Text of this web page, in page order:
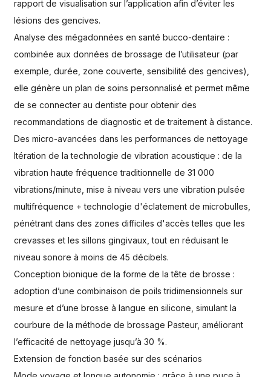
rapport de visualisation sur l’application afin d’éviter les
lésions des gencives.
Analyse des mégadonnées en santé bucco-dentaire :
combinée aux données de brossage de l’utilisateur (par
exemple, durée, zone couverte, sensibilité des gencives),
elle génère un plan de soins personnalisé et permet même
de se connecter au dentiste pour obtenir des
recommandations de diagnostic et de traitement à distance.
Des micro-avancées dans les performances de nettoyage
Itération de la technologie de vibration acoustique : de la
vibration haute fréquence traditionnelle de 31 000
vibrations/minute, mise à niveau vers une vibration pulsée
multifréquence + technologie d'éclatement de microbulles,
pénétrant dans des zones difficiles d'accès telles que les
crevasses et les sillons gingivaux, tout en réduisant le
niveau sonore à moins de 45 décibels.
Conception bionique de la forme de la tête de brosse :
adoption d’une combinaison de poils tridimensionnels sur
mesure et d’une brosse à langue en silicone, simulant la
courbure de la méthode de brossage Pasteur, améliorant
l’efficacité de nettoyage jusqu’à 30 %.
Extension de fonction basée sur des scénarios